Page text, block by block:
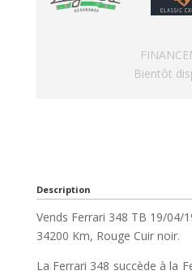
Bientôt
Description
Vends Ferrari 348 TB 19/04/
34200 Km, Rouge Cuir noir.
La Ferrari 348 succède à la